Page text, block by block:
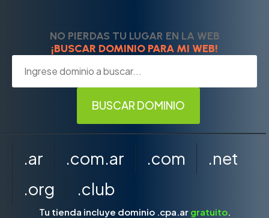
NO PIERDAS TU LUGAR EN LA WEB
¡BUSCAR DOMINIO PARA MI WEB!
.ar .com.ar .com
.net
.org
.club
Tu tienda incluye dominio .cpa.ar gratuito.